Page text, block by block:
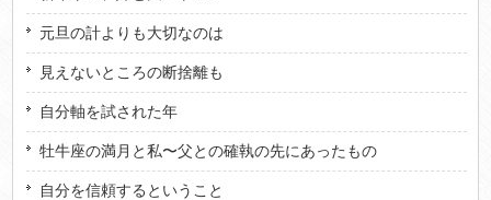
元旦の計よりも大切なのは
見えないところの断捨離も
自分軸を試された年
牡牛座の満月と私〜父との確執の先にあったもの
自分を信頼するということ